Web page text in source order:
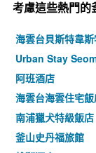
考慮這些熱門的
海雲台貝斯特韋
Urban Stay
阿班酒店
海雲台海雲住宅
南浦獵犬特級飯店
釜山史丹福旅館